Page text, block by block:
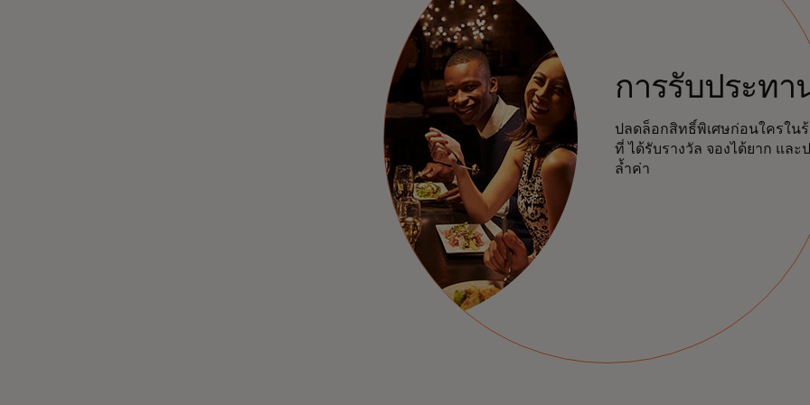
การรับประทา
ปลดล็อกสิทธิ์พิเศษก่อนใครใน
ที่ ได้รับรางวัล จองได้ยาก และ
ล้ำค่า